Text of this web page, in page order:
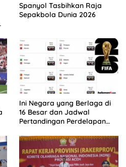
Spanyol Tasbihkan Raja
Sepakbola Dunia 2026
Ini Negara yang Berlaga di
16 Besar dan Jadwal
Pertandingan Perdelapan